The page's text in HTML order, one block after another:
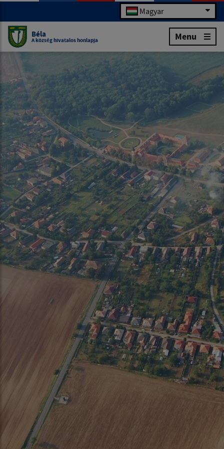
Magyar
Béla
A község hivatalos honlapja Menu